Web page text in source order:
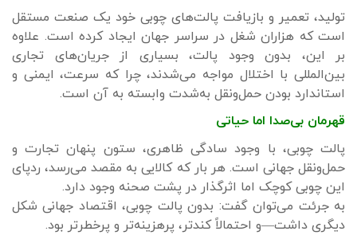
تولید، تعمیر و بازیافت پالت‌های چوبی خود یک صنعت مستقل
است که هزاران شغل در سراسر جهان ایجاد کرده است. علاوه
بر این، بدون وجود پالت، بسیاری از جریان‌های تجاری
بین‌المللی با اختلال مواجه می‌شدند، چرا که سرعت، ایمنی و
استاندارد بودن حمل‌ونقل به‌شدت وابسته به آن است.
قهرمان بی‌صدا اما حیاتی
پالت چوبی، با وجود سادگی ظاهری، ستون پنهان تجارت و
حمل‌ونقل جهانی است. هر بار که کالایی به مقصد می‌رسد، ردپای
این چوبی کوچک اما اثرگذار در پشت صحنه وجود دارد.
به جرئت می‌توان گفت: بدون پالت چوبی، اقتصاد جهانی شکل
دیگری داشت—و احتمالاً کندتر، پرهزینه‌تر و پرخطرتر بود.